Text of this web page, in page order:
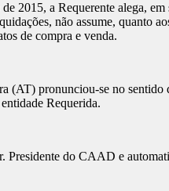
2015, a Requerente alega,
não assume, quanto
de compra e venda.
(AT) pronunciou-se no
Requerida.
do CAAD e